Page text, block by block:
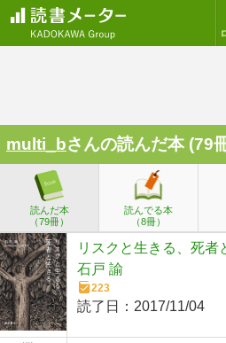
multi_bさんの読んだ本 (79
読んだ本
（79冊）
読んでる本
（8冊）
リスクと生きる、死者
石戸 諭
223
読了日： 2017/11/04